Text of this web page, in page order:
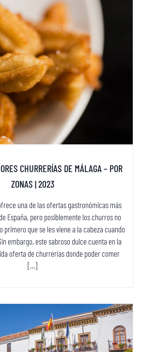
CHURRERÍAS DE MÁLAGA – POR
ZONAS | 2023
una de las ofertas gastronómicas más
España, pero posiblemente los churros no
primero que se les viene a la cabeza cuando
embargo, este sabroso dulce cuenta en la
oferta de churrerías donde poder comer
[…]